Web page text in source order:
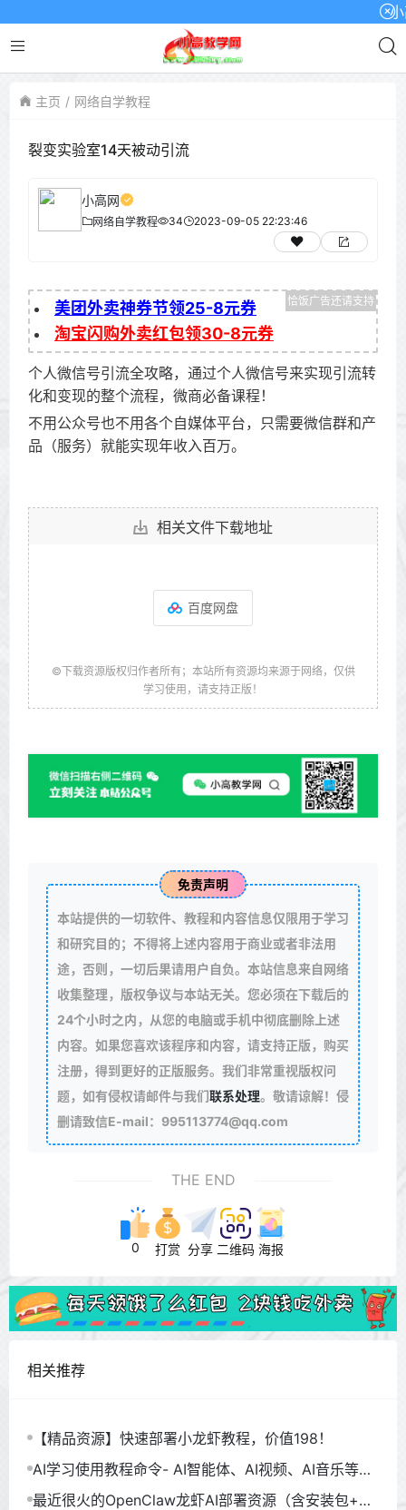
小
主页 网络自学教程
裂变实验室14天被动引流
小高网
网络自学教程 34 2023-09-05 22:23:46
美团外卖神券节领25-8元券
淘宝闪购外卖红包领30-8元券
个人微信号引流全攻略，通过个人微信号来实现引流转
化和变现的整个流程，微商必备课程！
不用公众号也不用各个自媒体平台，只需要微信群和产
品（服务）就能实现年收入百万。
相关文件下载地址
百度网盘
©下载资源版权归作者所有；本站所有资源均来源于网络，仅供
学习使用，请支持正版！
免责声明
本站提供的一切软件、教程和内容信息仅限用于学习
和研究目的；不得将上述内容用于商业或者非法用
途，否则，一切后果请用户自负。本站信息来自网络
收集整理，版权争议与本站无关。您必须在下载后的
24个小时之内，从您的电脑或手机中彻底删除上述
内容。如果您喜欢该程序和内容，请支持正版，购买
注册，得到更好的正版服务。我们非常重视版权问
题，如有侵权请邮件与我们联系处理。敬请谅解！侵
删请致信E-mail：995113774@qq.com
THE END
0 打赏 分享 二维码 海报
相关推荐
【精品资源】快速部署小龙虾教程，价值198！
AI学习使用教程命令- AI智能体、AI视频、AI音乐等
（930GB）
最近很火的OpenClaw龙虾AI部署资源（含安装包+教